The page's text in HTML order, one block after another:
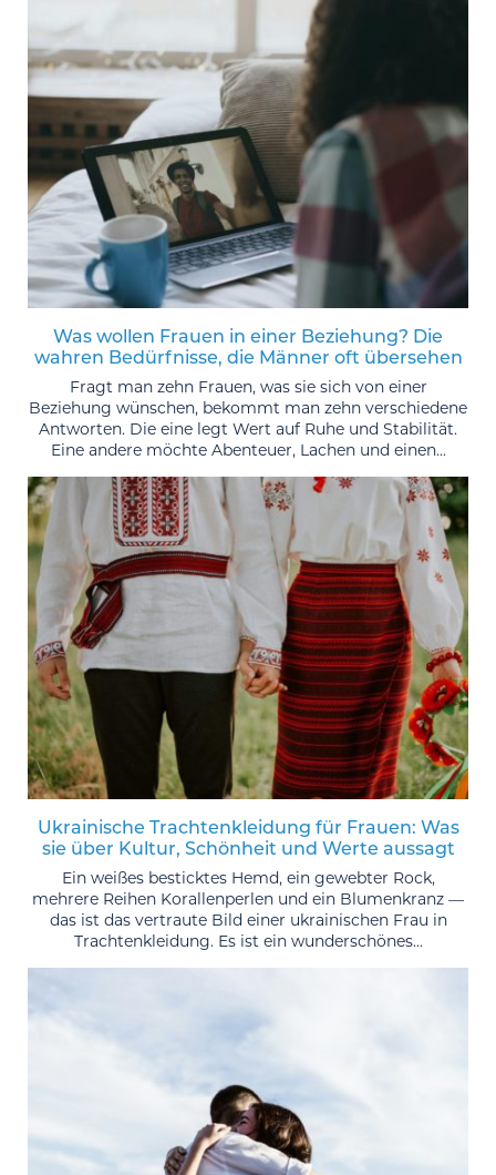
Was wollen Frauen in einer Beziehung? Die
wahren Bedürfnisse, die Männer oft übersehen
Fragt man zehn Frauen, was sie sich von einer
Beziehung wünschen, bekommt man zehn verschiedene
Antworten. Die eine legt Wert auf Ruhe und Stabilität.
Eine andere möchte Abenteuer, Lachen und einen...
Ukrainische Trachtenkleidung für Frauen: Was
sie über Kultur, Schönheit und Werte aussagt
Ein weißes besticktes Hemd, ein gewebter Rock,
mehrere Reihen Korallenperlen und ein Blumenkranz —
das ist das vertraute Bild einer ukrainischen Frau in
Trachtenkleidung. Es ist ein wunderschönes...